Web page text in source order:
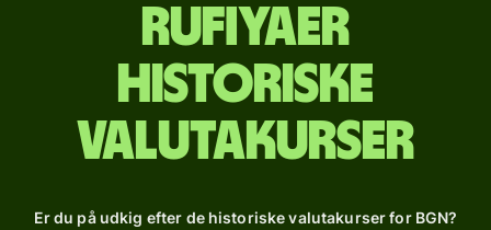
rufiyaer
Historiske
valutakurser
Er du på udkig efter de historiske valutakurser for BGN?